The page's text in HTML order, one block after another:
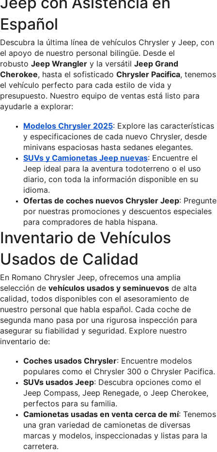
Español
Descubra la última línea de vehículos Chrysler y Jeep, con
el apoyo de nuestro personal bilingüe. Desde el
robusto Jeep Wrangler y la versátil Jeep Grand
Cherokee, hasta el sofisticado Chrysler Pacifica, tenemos
el vehículo perfecto para cada estilo de vida y
presupuesto. Nuestro equipo de ventas está listo para
ayudarle a explorar:
Modelos Chrysler 2025: Explore las características
y especificaciones de cada nuevo Chrysler, desde
minivans espaciosas hasta sedanes elegantes.
SUVs y Camionetas Jeep nuevas: Encuentre el
Jeep ideal para la aventura todoterreno o el uso
diario, con toda la información disponible en su
idioma.
Ofertas de coches nuevos Chrysler Jeep: Pregunte
por nuestras promociones y descuentos especiales
para compradores de habla hispana.
Inventario de Vehículos
Usados de Calidad
En Romano Chrysler Jeep, ofrecemos una amplia
selección de vehículos usados y seminuevos de alta
calidad, todos disponibles con el asesoramiento de
nuestro personal que habla español. Cada coche de
segunda mano pasa por una rigurosa inspección para
asegurar su fiabilidad y seguridad. Explore nuestro
inventario de:
Coches usados Chrysler: Encuentre modelos
populares como el Chrysler 300 o Chrysler Pacifica.
SUVs usados Jeep: Descubra opciones como el
Jeep Compass, Jeep Renegade, o Jeep Cherokee,
perfectos para su familia.
Camionetas usadas en venta cerca de mí: Tenemos
una gran variedad de camionetas de diversas
marcas y modelos, inspeccionadas y listas para la
carretera.